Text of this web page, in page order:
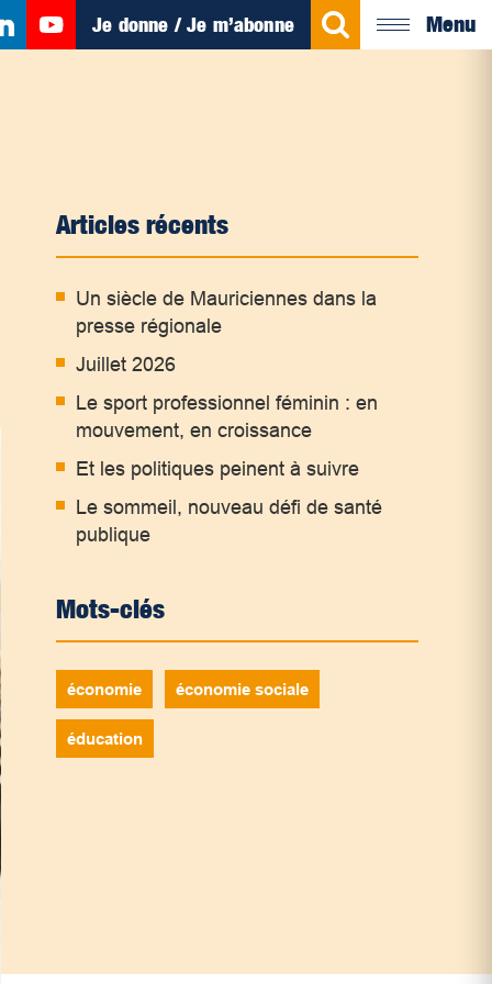
Je donne / Je m’abonne Menu
Articles récents
Un siècle de Mauriciennes dans la
presse régionale
Juillet 2026
Le sport professionnel féminin : en
mouvement, en croissance
Et les politiques peinent à suivre
Le sommeil, nouveau défi de santé
publique
Mots-clés
économie économie sociale
éducation